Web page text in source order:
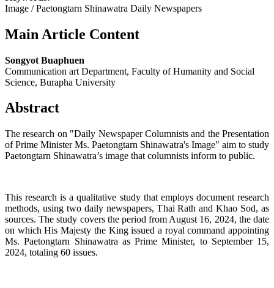
Image / Paetongtarn Shinawatra Daily Newspapers
Main Article Content
Songyot Buaphuen
Communication art Department, Faculty of Humanity and Social
Science, Burapha University
Abstract
The research on "Daily Newspaper Columnists and the Presentation
of Prime Minister Ms. Paetongtarn Shinawatra's Image" aim to study
Paetongtarn Shinawatra’s image that columnists inform to public.
This research is a qualitative study that employs document research
methods, using two daily newspapers, Thai Rath and Khao Sod, as
sources. The study covers the period from August 16, 2024, the date
on which His Majesty the King issued a royal command appointing
Ms. Paetongtarn Shinawatra as Prime Minister, to September 15,
2024, totaling 60 issues.